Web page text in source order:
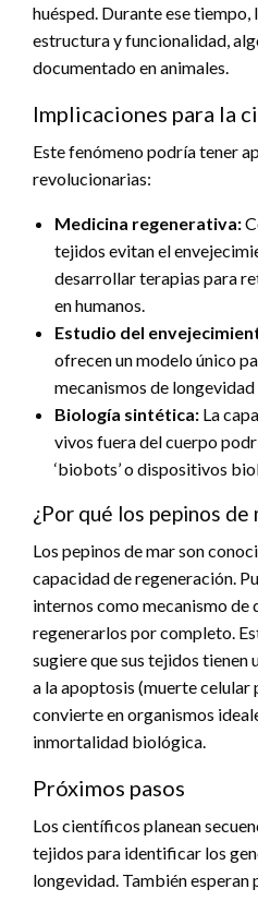
huésped. Durante ese
estructura y funcionalidad,
documentado en animales.
Implicaciones para la
Este fenómeno podría tener
revolucionarias:
Medicina regenerativa:
tejidos evitan el
desarrollar terapias para
en humanos.
Estudio del
ofrecen un modelo único
mecanismos de
Biología sintética: La
vivos fuera del cuerpo
‘biobots’ o dispositivos
¿Por qué los pepinos de
Los pepinos de mar son
capacidad de regeneración.
internos como mecanismo de
regenerarlos por completo.
sugiere que sus tejidos tienen
a la apoptosis (muerte celular
convierte en organismos
inmortalidad biológica.
Próximos pasos
Los científicos planean
tejidos para identificar los
longevidad. También esperan